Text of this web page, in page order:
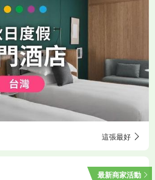
這張最好
最新商家活動